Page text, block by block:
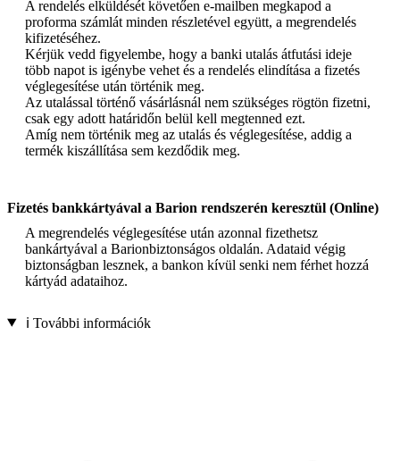
A rendelés elküldését követően e-mailben megkapod a
proforma számlát minden részletével együtt, a megrendelés
kifizetéséhez.
Kérjük vedd figyelembe, hogy a banki utalás átfutási ideje
több napot is igénybe vehet és a rendelés elindítása a fizetés
véglegesítése után történik meg.
Az utalással történő vásárlásnál nem szükséges rögtön fizetni,
csak egy adott határidőn belül kell megtenned ezt.
Amíg nem történik meg az utalás és véglegesítése, addig a
termék kiszállítása sem kezdődik meg.
Fizetés bankkártyával a Barion rendszerén keresztül (Online)
A megrendelés véglegesítése után azonnal fizethetsz
bankártyával a Barionbiztonságos oldalán. Adataid végig
biztonságban lesznek, a bankon kívül senki nem férhet hozzá
kártyád adataihoz.
ℹ️ További információk